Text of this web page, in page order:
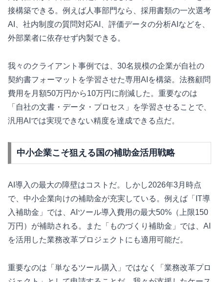
接構築できる。例えば人事部門なら、採用書類の一次選考
AI、社内制度の質問対応AI、評価データの分析AIなどを、
外部業者に依存せず内製できる。
我々のクライアント事例では、30名規模の企業が自社の
契約書フォーマットを学習させた専用AIを構築。法務顧問
費用を月額50万円から10万円に削減した。重要なのは
「自社の文書・データ・プロセス」を学習させることで、
汎用AIでは実現できない精度を達成できる点だ。
中小企業こそ狙える国の補助金活用戦略
AI導入の最大の障壁はコストだ。しかし2026年3月時点
で、中小企業向けの補助金が充実している。例えば「IT導
入補助金」では、AIツール導入費用の最大50%（上限150
万円）が補助される。また「ものづくり補助金」では、AI
を活用した業務改革プロジェクトにも適用可能だ。
重要なのは「単なるツール購入」ではなく「業務改革プロ